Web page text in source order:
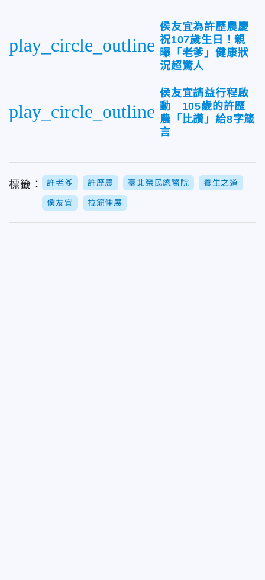
play_circle_outline
侯友宜為許歷農慶
祝107歲生日！親
曝「老爹」健康狀
況超驚人
play_circle_outline
侯友宜請益行程啟
動 105歲的許歷
農「比讚」給8字箴
言
標籤： 許老爹 許歷農 臺北榮民總醫院 養生之道
侯友宜 拉筋伸展